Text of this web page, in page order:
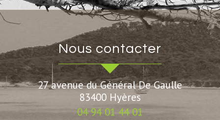
nous contacter
27 avenue du Général De Gaulle
83400 Hyères
04 94 01 44 01